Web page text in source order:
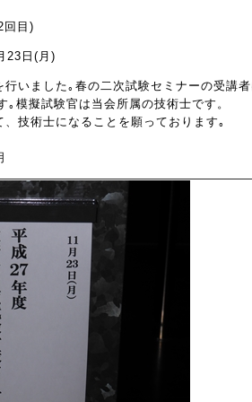
回目)
23日(月)
いました｡春の二次試験セミナーの受講者
模擬試験官は当会所属の技術士です。
技術士になることを願っております｡